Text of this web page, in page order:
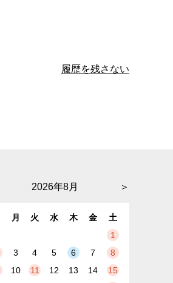
履歴を残さない
＞
2026年8月
月 火 水 木 金
土
1
3 4 5 6 7
8
10 11 12 13 14 15